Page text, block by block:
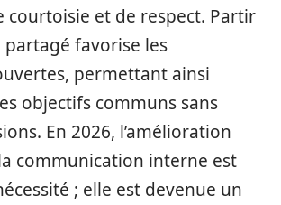
courtoisie et de respect. Partir
partagé favorise les
permettant ainsi
objectifs communs sans
En 2026, l’amélioration
communication interne est
; elle est devenue un